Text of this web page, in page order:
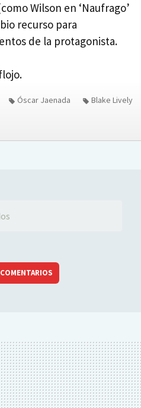
Wilson en ‘Naufrago’
recurso para
de la protagonista.
Óscar Jaenada Blake Lively